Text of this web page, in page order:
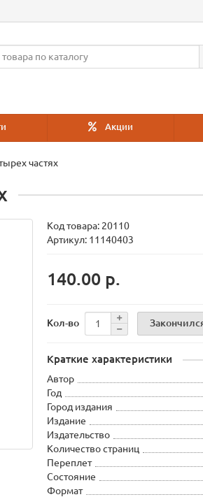
Акции
частях
Код товара: 20110
Артикул: 11140403
140.00 р.
Кол-во
Краткие характеристики
Автор
Год
Город издания
Издание
Издательство
Количество страниц
Переплет
Состояние
Формат